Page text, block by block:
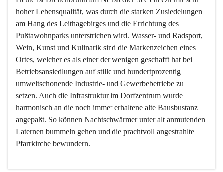
hoher Lebensqualität, was durch die starken Zusiedelungen
am Hang des Leithagebirges und die Errichtung des
Pußtawohnparks unterstrichen wird. Wasser- und Radsport,
Wein, Kunst und Kulinarik sind die Markenzeichen eines
Ortes, welcher es als einer der wenigen geschafft hat bei
Betriebsansiedlungen auf stille und hundertprozentig
umweltschonende Industrie- und Gewerbebetriebe zu
setzen. Auch die Infrastruktur im Dorfzentrum wurde
harmonisch an die noch immer erhaltene alte Bausbustanz
angepaßt. So können Nachtschwärmer unter alt anmutenden
Laternen bummeln gehen und die prachtvoll angestrahlte
Pfarrkirche bewundern.
Der Weinbau dominert heute nicht mehr, ist aber integrativer